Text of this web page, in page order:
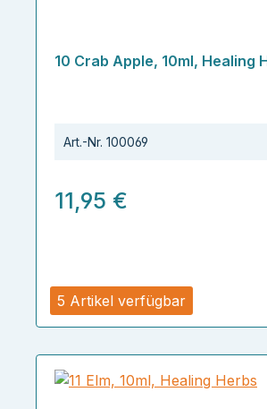
5 Artikel verfügbar
10 Crab Apple, 10ml, Healing
Art.-Nr. 100069
11,95 €